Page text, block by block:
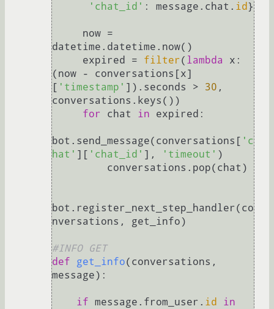
'chat_id' : message.chat. id}
datetime.datetime.now()
     expired =
filter( lambda
x:
(now - conversations[x]
[ 'timestamp' ]).seconds > 30 ,
conversations.keys())
for
chat in expired:
bot.send_message(conversations[ 'c
hat' ][ 'chat_id' ], 'timeout' )
bot.register_next_step_handler(co
nversations, get_info)
#INFO GET
def
get_info( conversations,
message):
if message.from_user. id
in